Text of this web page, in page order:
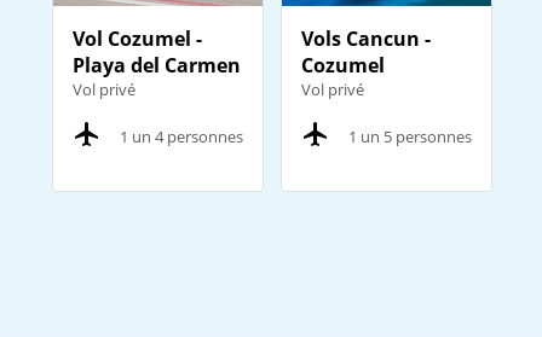
Vol Cozumel -
Playa del Carmen
Vol privé
1 un 4 personnes
Vols Cancun -
Cozumel
Vol privé
1 un 5 personnes